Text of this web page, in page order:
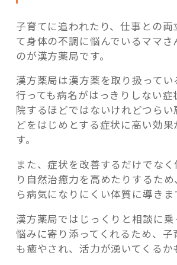
子育てに追われたり、仕事との両
て身体の不調に悩んでいるママさ
のが漢方薬局です。
漢方薬局は漢方薬を取り扱ってい
行っても病名がはっきりしない症
院するほどではないけれどつら
どをはじめとする症状に高い効果
す。
また、症状を改善するだけでな
り自然治癒力を高めたりするた
ら病気になりにくい体質に導きま
漢方薬局ではじっくりと相談に
悩みに寄り添ってくれるため、
も癒やされ、活力が湧いてくるか